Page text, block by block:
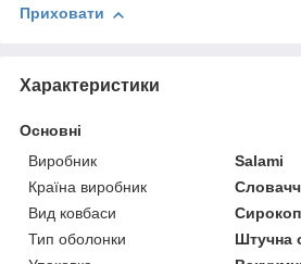
Приховати
Характеристики
Основні
Виробник
Salami
Країна виробник
Вид ковбаси
Тип оболонки
Штучна